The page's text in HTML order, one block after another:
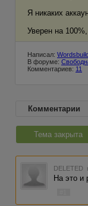
Я никаких
Уверен на
Написал:
В форуме:
Комментариев: 11
Комментарии
Тема закрыта
DELETED
На это и